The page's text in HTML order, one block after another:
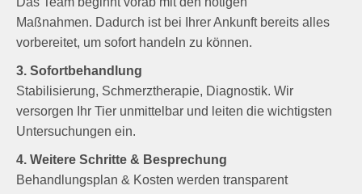
Maßnahmen. Dadurch ist bei Ihrer Ankunft bereits alles
vorbereitet, um sofort handeln zu können.
3. Sofortbehandlung
Stabilisierung, Schmerztherapie, Diagnostik. Wir
versorgen Ihr Tier unmittelbar und leiten die wichtigsten
Untersuchungen ein.
4. Weitere Schritte & Besprechung
Behandlungsplan & Kosten werden transparent